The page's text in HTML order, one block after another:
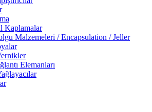
Kaplamalar
Malzemeleri / Encapsulation / Jeller
Elemanları